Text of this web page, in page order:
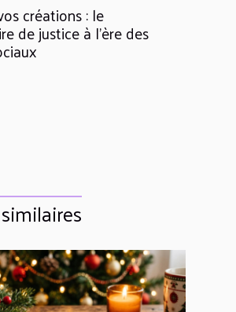
créations : le
de justice à l’ère des